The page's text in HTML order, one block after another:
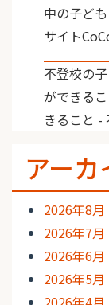
中の子ど
サイト
不登校の
ができるこ
きること -
アーカ
2026年8月
2026年7月
2026年6月
2026年5月